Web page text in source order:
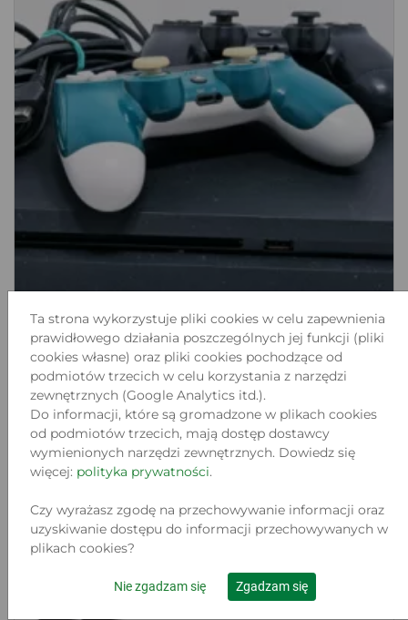
KONSOLA SONY PS4 SLIM (CUH-2216A)
500 GB
Lokalizacja:
WARSZAWA, TROCKA 11
Stan:
Używany
539.00 zł
Ta strona wykorzystuje pliki cookies w celu zapewnienia
prawidłowego działania poszczególnych jej funkcji (pliki
cookies własne) oraz pliki cookies pochodzące od
podmiotów trzecich w celu korzystania z narzędzi
zewnętrznych (Google Analytics itd.).
Do informacji, które są gromadzone w plikach cookies
od podmiotów trzecich, mają dostęp dostawcy
wymienionych narzędzi zewnętrznych. Dowiedz się
więcej: polityka prywatności.
Czy wyrażasz zgodę na przechowywanie informacji oraz
uzyskiwanie dostępu do informacji przechowywanych w
plikach cookies?
Nie zgadzam się Zgadzam się